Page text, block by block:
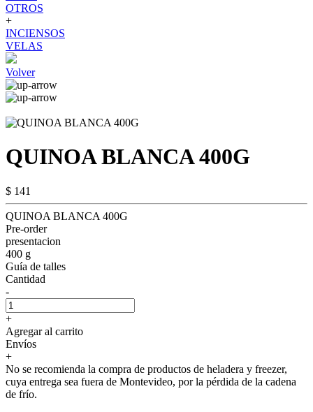
OTROS
+
INCIENSOS
VELAS
Volver
QUINOA BLANCA 400G
$ 141
QUINOA BLANCA 400G
Pre-order
presentacion
400 g
Guía de talles
Cantidad
-
+
Agregar al carrito
Envíos
+
No se recomienda la compra de productos de heladera y freezer,
cuya entrega sea fuera de Montevideo, por la pérdida de la cadena
de frío.